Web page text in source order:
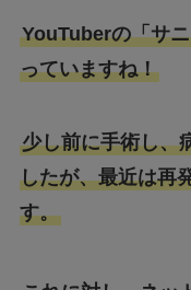
YouTuberの「サ
っていますね！
少し前に手術し、
したが、最近は再
す。